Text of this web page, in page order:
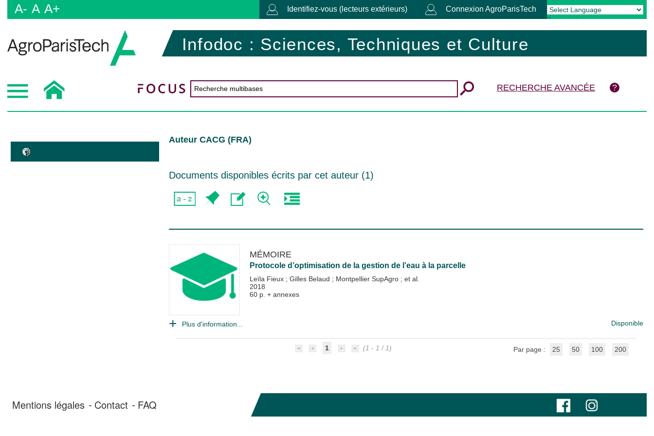
A- A A+ Identifiez-vous (lecteurs extérieurs) Connexion AgroParisTech
Powered by Translate
Infodoc : Sciences, Techniques et Culture
RECHERCHE AVANCÉE
Auteur CACG (FRA)
Documents disponibles écrits par cet auteur (1)
MÉMOIRE
Protocole d’optimisation de la gestion de l’eau à la parcelle
Leïla Fieux ; Gilles Belaud ; Montpellier SupAgro ; et al.
2018
60 p. + annexes
Plus d'information... Disponible
1 (1 - 1 / 1) Par page : 25 50 100 200
Mentions légales Contact FAQ